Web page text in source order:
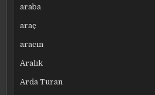
araba
araç
aracın
Aralık
Arda Turan